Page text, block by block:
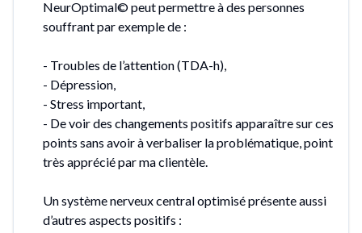
NeurOptimal© peut permettre à des personnes
souffrant par exemple de :
- Troubles de l’attention (TDA-h),
- Dépression,
- Stress important,
- De voir des changements positifs apparaître sur ces
points sans avoir à verbaliser la problématique, point
très apprécié par ma clientèle.
Un système nerveux central optimisé présente aussi
d’autres aspects positifs :